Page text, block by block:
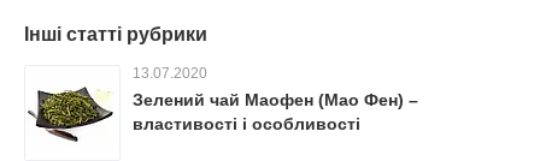
Інші статті рубрики
13.07.2020
Зелений чай Маофен (Мао Фен) –
властивості і особливості